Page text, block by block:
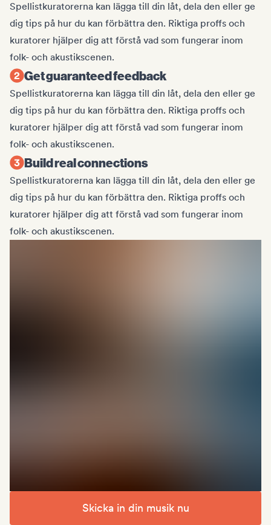
Spellistkuratorerna kan lägga till din låt, dela den eller ge
dig tips på hur du kan förbättra den. Riktiga proffs och
kuratorer hjälper dig att förstå vad som fungerar inom
folk- och akustikscenen.
Get guaranteed feedback
Spellistkuratorerna kan lägga till din låt, dela den eller ge
dig tips på hur du kan förbättra den. Riktiga proffs och
kuratorer hjälper dig att förstå vad som fungerar inom
folk- och akustikscenen.
Build real connections
Spellistkuratorerna kan lägga till din låt, dela den eller ge
dig tips på hur du kan förbättra den. Riktiga proffs och
kuratorer hjälper dig att förstå vad som fungerar inom
folk- och akustikscenen.
Skicka in din musik nu